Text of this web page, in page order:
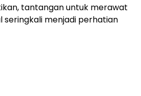
tantangan untuk merawat
seringkali menjadi perhatian